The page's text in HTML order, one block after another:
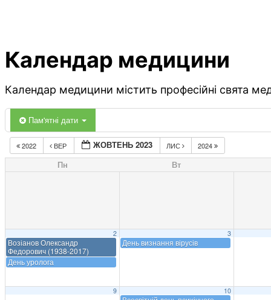
Календар медицини
Календар медицини містить професійні свята
Пам'ятні дати
2022 ВЕР ЖОВТЕНЬ 2023 ЛИС 2024
Пн Вт
2
Возіанов Олександр
Федорович (1938-2017)
День уролога
3
День визнання вірусів
9 10